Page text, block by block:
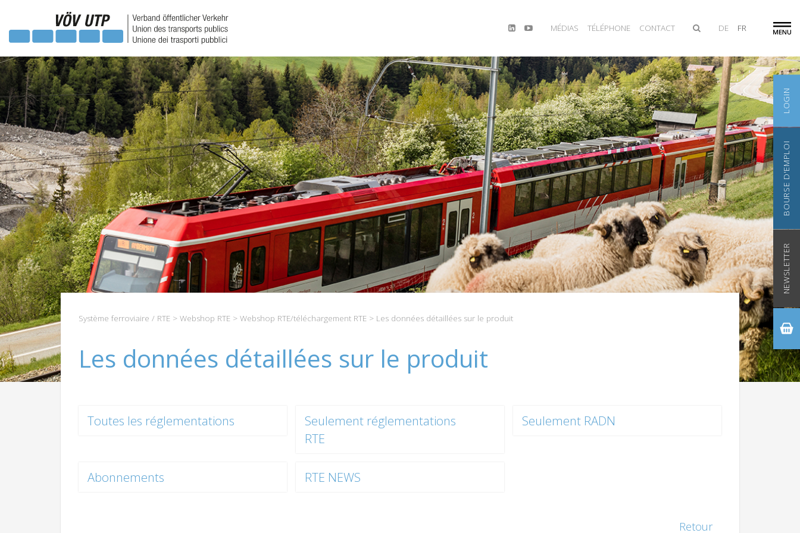
MÉDIAS TÉLÉPHONE CONTACT DE FR
LOGIN
BOURSE D'EMPLOI
NEWSLETTER
Système ferroviaire / RTE > Webshop RTE > Webshop RTE/téléchargement RTE > Les données détaillées sur le produit
Les données détaillées sur le produit
Toutes les réglementations
Seulement réglementations
RTE
Seulement RADN
Abonnements RTE NEWS
Retour